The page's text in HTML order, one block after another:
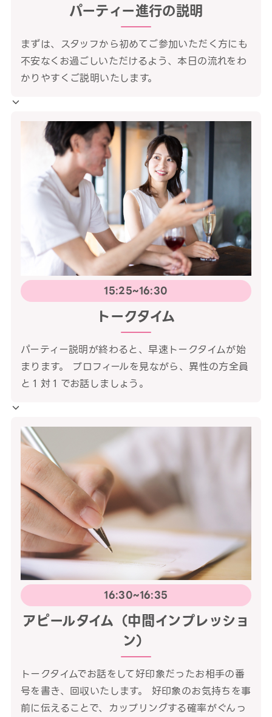
パーティー進行の説明
まずは、スタッフから初めてご参加いただく方にも
不安なくお過ごしいただけるよう、本日の流れをわ
かりやすくご説明いたします。
15:25~16:30
トークタイム
パーティー説明が終わると、早速トークタイムが始
まります。 プロフィールを見ながら、異性の方全員
と１対１でお話しましょう。
16:30~16:35
アピールタイム（中間インプレッショ
ン）
トークタイムでお話をして好印象だったお相手の番
号を書き、回収いたします。 好印象のお気持ちを事
前に伝えることで、カップリングする確率がぐんっ